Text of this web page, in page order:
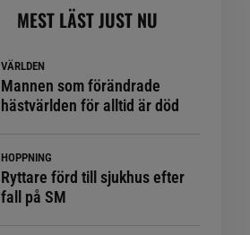
MEST LÄST JUST NU
VÄRLDEN
Mannen som förändrade
hästvärlden för alltid är död
HOPPNING
Ryttare förd till sjukhus efter
fall på SM